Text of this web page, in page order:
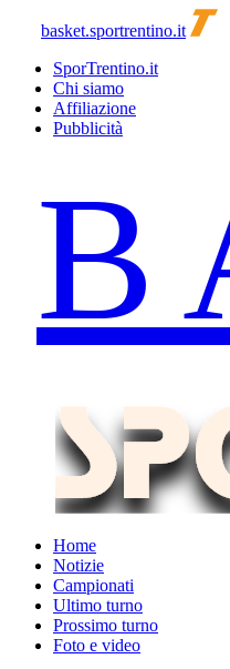
basket.sportrentino.it
SporTrentino.it
Chi siamo
Affiliazione
Pubblicità
Home
Notizie
Campionati
Ultimo turno
Prossimo turno
Foto e video